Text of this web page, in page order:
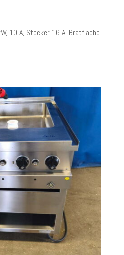
10 A, Stecker 16 A, Bratfläche